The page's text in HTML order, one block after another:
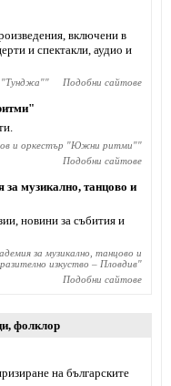
включени в
и спектакли, аудио и
"Тунджа"" Подобни сайтове
и оркестър "Южни ритми""
Подобни сайтове
музикално, танцово и
новини за събития и
за музикално, танцово и
изкуство – Пловдив"
Подобни сайтове
, фолклор
на българските